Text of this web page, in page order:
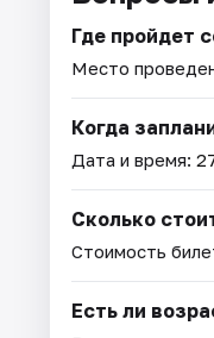
Где пройдет
Место
Когда
Дата и время:
Сколько
Стоимость
Есть ли